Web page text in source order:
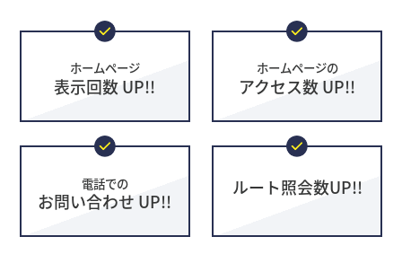
ホームページ
表示回数 UP!!
ホームページの
アクセス数 UP!!
電話での
お問い合わせ UP!!
ルート照会数UP!!